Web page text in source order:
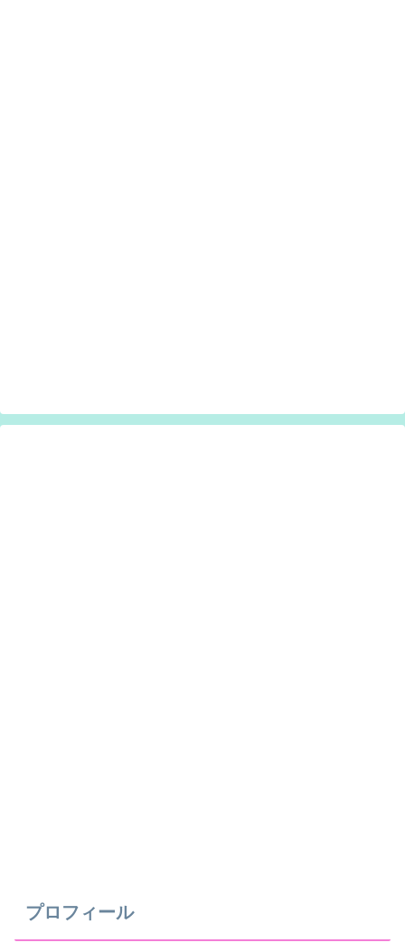
プロフィール